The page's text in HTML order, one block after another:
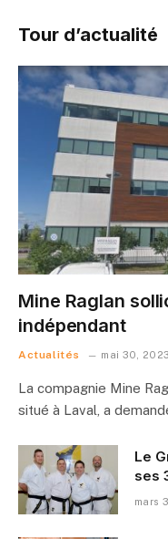
Tour d’actualité
Mine Raglan
indépendant
Actualités mai 30, 2023
La compagnie Mine
situé à Laval, a
Le
ses
mars